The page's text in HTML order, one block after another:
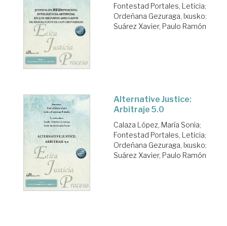
Fontestad Portales, Leticia;
Ordeñana Gezuraga, Ixusko;
Suárez Xavier, Paulo Ramón
Alternative Justice:
Arbitraje 5.0
Calaza López, María Sonia;
Fontestad Portales, Leticia;
Ordeñana Gezuraga, Ixusko;
Suárez Xavier, Paulo Ramón